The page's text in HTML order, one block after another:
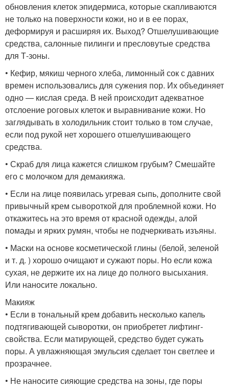
обновления клеток эпидермиса, которые скапливаются
не только на поверхности кожи, но и в ее порах,
деформируя и расширяя их. Выход? Отшелушивающие
средства, салонные пилинги и пресловутые средства
для Т-зоны.
• Кефир, мякиш черного хлеба, лимонный сок с давних
времен использовались для сужения пор. Их объединяет
одно — кислая среда. В ней происходит адекватное
отслоение роговых клеток и выравнивание кожи. Но
заглядывать в холодильник стоит только в том случае,
если под рукой нет хорошего отшелушивающего
средства.
• Скраб для лица кажется слишком грубым? Смешайте
его с молочком для демакияжа.
• Если на лице появилась угревая сыпь, дополните свой
привычный крем сывороткой для проблемной кожи. Но
откажитесь на это время от красной одежды, алой
помады и ярких румян, чтобы не подчеркивать изъяны.
• Маски на основе косметической глины (белой, зеленой
и т. д. ) хорошо очищают и сужают поры. Но если кожа
сухая, не держите их на лице до полного высыхания.
Или наносите локально.
Макияж
• Если в тональный крем добавить несколько капель
подтягивающей сыворотки, он приобретет лифтинг-
свойства. Если матирующей, средство будет сужать
поры. А увлажняющая эмульсия сделает тон светлее и
прозрачнее.
• Не наносите сияющие средства на зоны, где поры